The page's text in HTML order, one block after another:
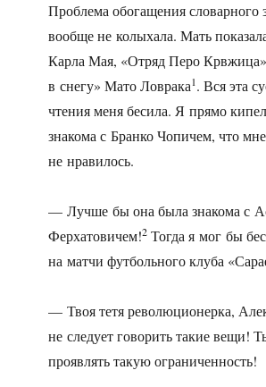
Проблема обогащения словарного
вообще не колыхала. Мать
Карла Мая, «Отряд Перо
в снегу» Мато Ловрака1. Вся эта
чтения меня бесила. Я прямо
знакома с Бранко Чопичем, что
не нравилось.
— Лучше бы она была знакома с
Ферхатовичем!2 Тогда я мог бы
на матчи футбольного клуба
— Твоя тетя революционерка,
не следует говорить такие вещи!
проявлять такую ограниченность!